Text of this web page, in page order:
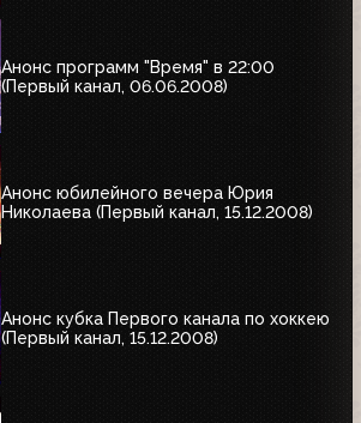
Анонс программ "Время" в 22:00
(Первый канал, 06.06.2008)
Анонс юбилейного вечера Юрия
Николаева (Первый канал, 15.12.2008)
Анонс кубка Первого канала по хоккею
(Первый канал, 15.12.2008)